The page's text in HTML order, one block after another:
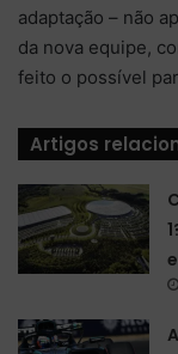
adaptação – não
da nova equipe,
feito o possível
Artigos